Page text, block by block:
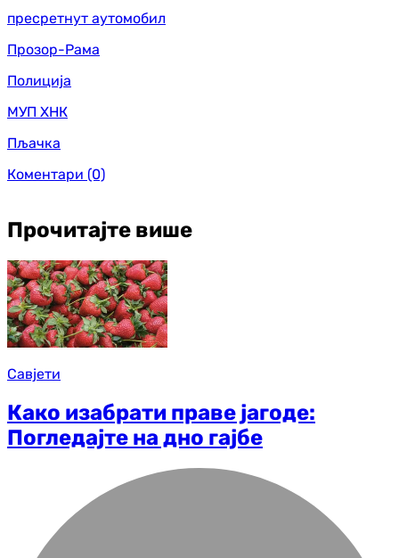
пресретнут аутомобил
Прозор-Рама
Полиција
МУП ХНК
Пљачка
Коментари (0)
Прочитајте више
Савјети
Како изабрати праве јагоде:
Погледајте на дно гајбе